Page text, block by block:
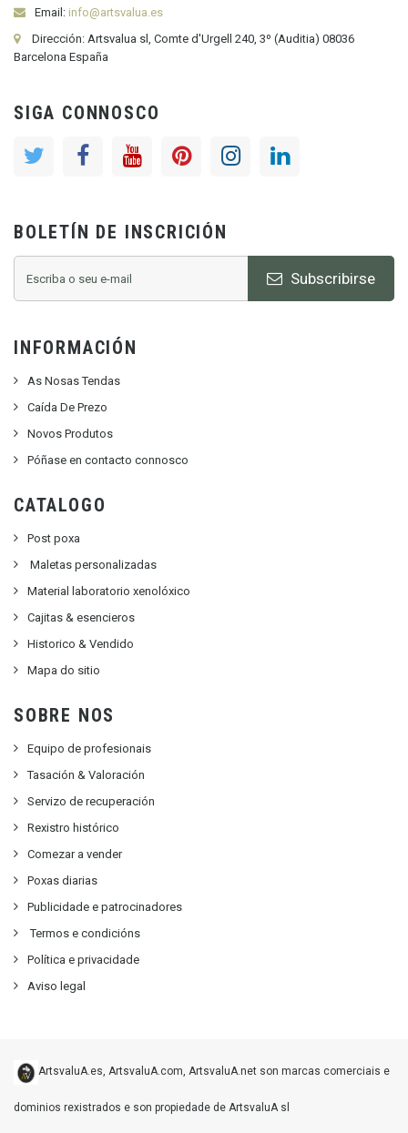
Email: info@artsvalua.es
Dirección: Artsvalua sl, Comte d'Urgell 240, 3º (Auditia) 08036
Barcelona España
SIGA CONNOSCO
BOLETÍN DE INSCRICIÓN
Subscribirse
INFORMACIÓN
As Nosas Tendas
Caída De Prezo
Novos Produtos
Póñase en contacto connosco
CATALOGO
Post poxa
Maletas personalizadas
Material laboratorio xenolóxico
Cajitas & esencieros
Historico & Vendido
Mapa do sitio
SOBRE NOS
Equipo de profesionais
Tasación & Valoración
Servizo de recuperación
Rexistro histórico
Comezar a vender
Poxas diarias
Publicidade e patrocinadores
Termos e condicións
Política e privacidade
Aviso legal
ArtsvaluA.es, ArtsvaluA.com, ArtsvaluA.net son marcas comerciais e
dominios rexistrados e son propiedade de ArtsvaluA sl